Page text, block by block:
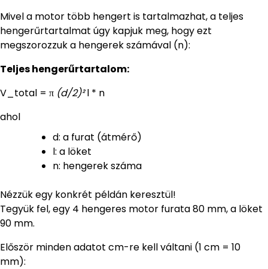
Mivel a motor több hengert is tartalmazhat, a teljes
hengerűrtartalmat úgy kapjuk meg, hogy ezt
megszorozzuk a hengerek számával (n):
Teljes hengerűrtartalom:
V_total = π (d/2)²l * n
ahol
d: a furat (átmérő)
l: a löket
n: hengerek száma
Nézzük egy konkrét példán keresztül!
Tegyük fel, egy 4 hengeres motor furata 80 mm, a löket
90 mm.
Először minden adatot cm-re kell váltani (1 cm = 10
mm):